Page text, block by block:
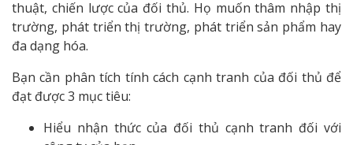
thuật, chiến lược của đối thủ. Họ muốn thâm nhập thị
trường, phát triển thị trường, phát triển sản phẩm hay
đa dạng hóa.
Bạn cần phân tích tính cách cạnh tranh của đối thủ để
đạt được 3 mục tiêu:
Hiểu nhận thức của đối thủ cạnh tranh đối với